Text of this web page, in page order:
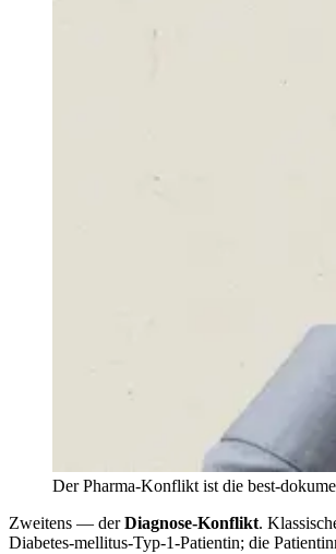
Der Pharma-Konflikt ist die best-
Zweitens — derDiagnose-Konflikt.
Diabetes-mellitus-Typ-1-Patientin; die